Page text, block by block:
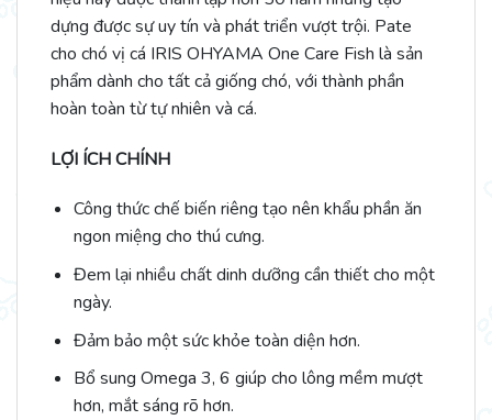
dựng được sự uy tín và phát triển vượt trội. Pate
cho chó vị cá IRIS OHYAMA One Care Fish là sản
phẩm dành cho tất cả giống chó, với thành phần
hoàn toàn từ tự nhiên và cá.
LỢI ÍCH CHÍNH
Công thức chế biến riêng tạo nên khẩu phần ăn
ngon miệng cho thú cưng.
Đem lại nhiều chất dinh dưỡng cần thiết cho một
ngày.
Đảm bảo một sức khỏe toàn diện hơn.
Bổ sung Omega 3, 6 giúp cho lông mềm mượt
hơn, mắt sáng rõ hơn.